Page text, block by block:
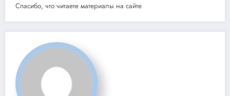
Спасибо, что читаете материалы на сайте